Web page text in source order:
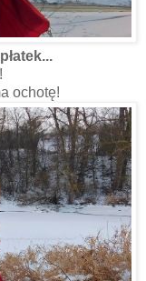
ochotę!